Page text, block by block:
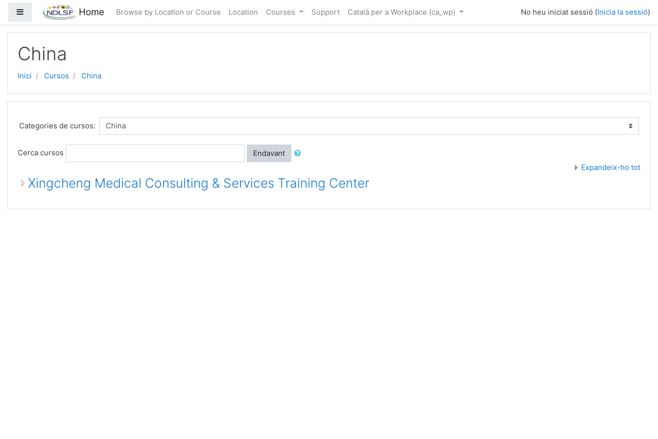
Anar al contingut principal
Panell lateral Home Browse by Location or Course Location Courses Support Català per a Workplace ‎(ca_wp)‎ No heu iniciat sessió (Inicia la sessió)
China
Inici Cursos China
Categories de cursos:
Cerca cursos
Endavant
Expandeix-ho tot
Xingcheng Medical Consulting & Services Training Center